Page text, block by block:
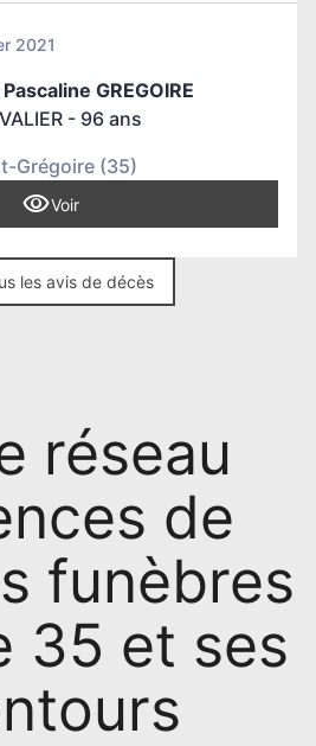
2021
GREGOIRE
- 96 ans
Grégoire (35)
Voir
les avis de décès
réseau
de
funèbres
35 et ses